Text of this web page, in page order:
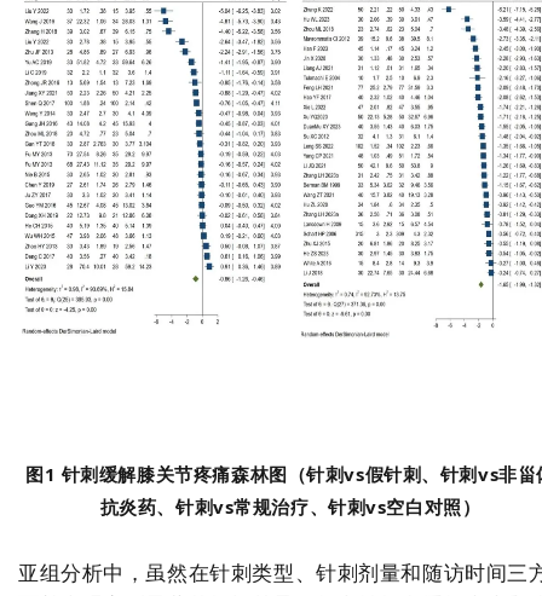
图1 针刺缓解膝关节疼痛森林图（针刺vs假针刺、针刺vs非甾
抗炎药、针刺vs常规治疗、针刺vs空白对照）
亚组分析中，虽然在针刺类型、针刺剂量和随访时间三